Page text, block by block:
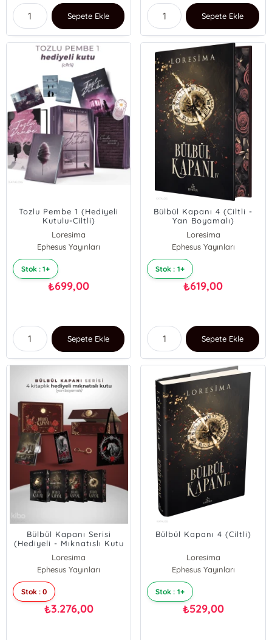
Sepete Ekle Sepete Ekle
Tozlu Pembe 1 (Hediyeli
Kutulu-Ciltli)
Loresima
Ephesus Yayınları
Stok : 1+
₺699,00
Sepete Ekle
Bülbül Kapanı 4 (Ciltli -
Yan Boyamalı)
Loresima
Ephesus Yayınları
Stok : 1+
₺619,00
Sepete Ekle
Bülbül Kapanı Serisi
(Hediyeli - Mıknatıslı Kutu
Loresima
Ephesus Yayınları
Stok : 0
₺3.276,00
Bülbül Kapanı 4 (Ciltli)
Loresima
Ephesus Yayınları
Stok : 1+
₺529,00